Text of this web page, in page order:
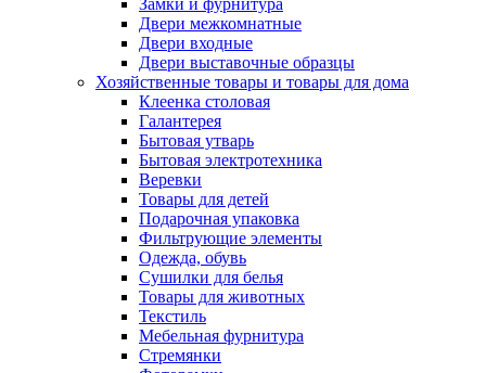
Двери межкомнатные
Двери входные
Двери выставочные образцы
Хозяйственные товары и товары для дома
Клеенка столовая
Галантерея
Бытовая утварь
Бытовая электротехника
Веревки
Товары для детей
Подарочная упаковка
Фильтрующие элементы
Одежда, обувь
Сушилки для белья
Товары для животных
Текстиль
Мебельная фурнитура
Стремянки